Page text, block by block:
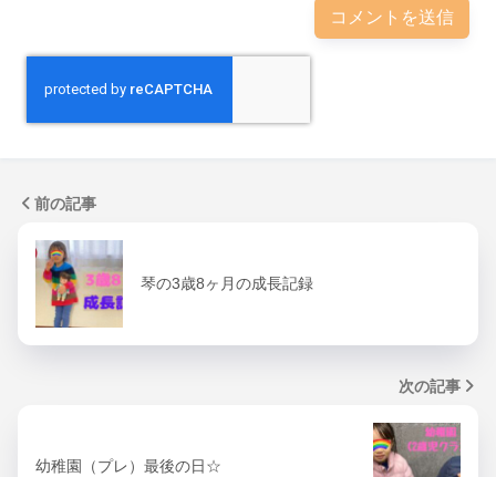
前の記事
琴の3歳8ヶ月の成長記録
次の記事
幼稚園（プレ）最後の日☆